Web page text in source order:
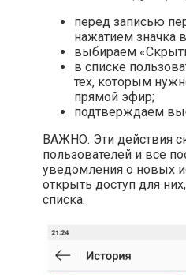
перед записью
нажатием значка
выбираем
в списке
тех, которым
прямой эфир;
подтверждаем
ВАЖНО. Эти действия
пользователей и все
уведомления о новых
открыть доступ для
списка.